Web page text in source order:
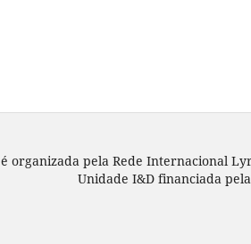
organizada pela Rede Internacional
Unidade I&D financiada